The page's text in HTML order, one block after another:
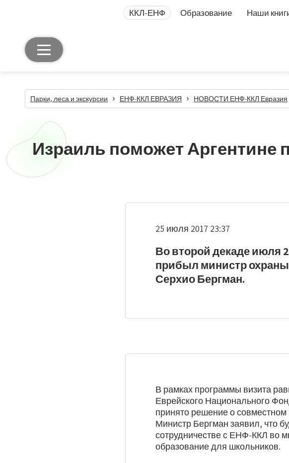
ККЛ-ЕНФ Образование Наши
Парки, леса и экскурсии ЕНФ-ККЛ ЕВРАЗИЯ НОВОСТИ ЕНФ-ККЛ Евразия
Израиль поможет Аргентине
25 июля 2017 23:37
Во второй декаде июля
прибыл министр
Серхио Бергман.
В рамках программы визита
Еврейского Национального
принято решение о
Министр Бергман заявил, что
сотрудничестве с ЕНФ-ККЛ во
образование для школьников.